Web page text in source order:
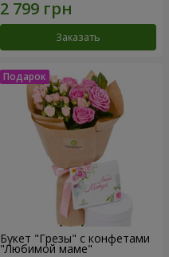
Заказать
Букет "Грезы" с конфетами
"Любимой маме"